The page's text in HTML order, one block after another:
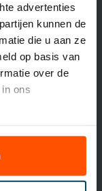
advertenties
kunnen de
die u aan ze
op basis van
over de
ons